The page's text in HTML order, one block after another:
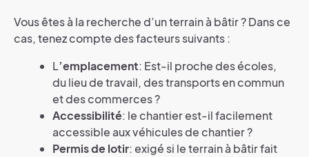
Vous êtes à la recherche d’un terrain à bâtir ? Dans ce
cas, tenez compte des facteurs suivants :
L’emplacement: Est-il proche des écoles,
du lieu de travail, des transports en commun
et des commerces ?
Accessibilité: le chantier est-il facilement
accessible aux véhicules de chantier ?
Permis de lotir: exigé si le terrain à bâtir fait